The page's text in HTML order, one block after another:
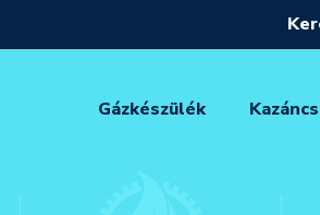
Gázkészülék